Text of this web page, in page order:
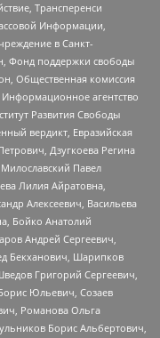
Трансперенси
Информации,
в Санкт-
Фонд поддержки свободы
Общественная комиссия
агентство
Развития Свободы
вердикт, Евразийская
Дзугкоева Регина
Павел
Лилия Айратовна,
Алексеевич, Васильева
Бойко Анатолий
Андрей Сергеевич,
Бекханович, Шарипков
Григорий Сергеевич,
Юльевич, Созаев
Романова Ольга
Борис Альбертович,